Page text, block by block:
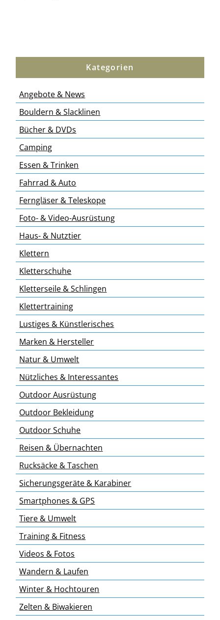
Kategorien
Angebote & News
Bouldern & Slacklinen
Bücher & DVDs
Camping
Essen & Trinken
Fahrrad & Auto
Ferngläser & Teleskope
Foto- & Video-Ausrüstung
Haus- & Nutztier
Klettern
Kletterschuhe
Kletterseile & Schlingen
Klettertraining
Lustiges & Künstlerisches
Marken & Hersteller
Natur & Umwelt
Nützliches & Interessantes
Outdoor Ausrüstung
Outdoor Bekleidung
Outdoor Schuhe
Reisen & Übernachten
Rucksäcke & Taschen
Sicherungsgeräte & Karabiner
Smartphones & GPS
Tiere & Umwelt
Training & Fitness
Videos & Fotos
Wandern & Laufen
Winter & Hochtouren
Zelten & Biwakieren